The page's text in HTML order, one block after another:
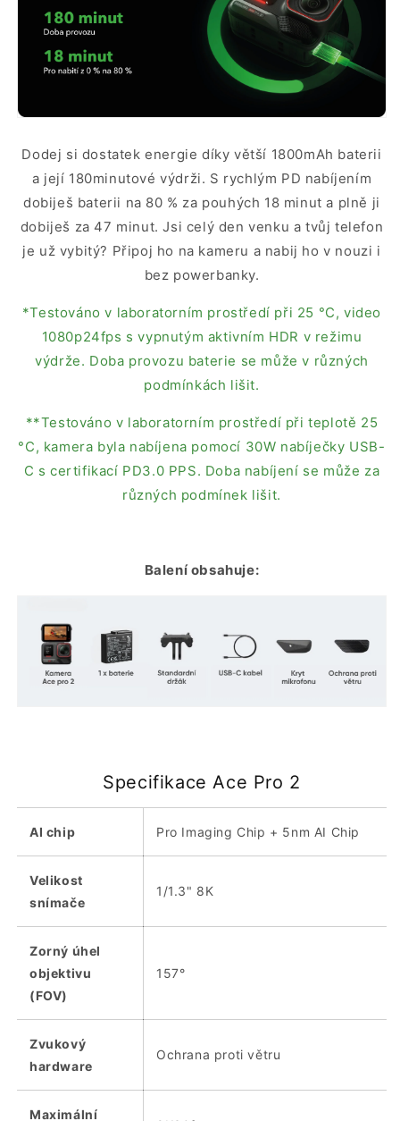
Dodej si dostatek energie díky větší 1800mAh baterii
a její 180minutové výdrži. S rychlým PD nabíjením
dobiješ baterii na 80 % za pouhých 18 minut a plně ji
dobiješ za 47 minut. Jsi celý den venku a tvůj telefon
je už vybitý? Připoj ho na kameru a nabij ho v nouzi i
bez powerbanky.
*Testováno v laboratorním prostředí při 25 °C, video
1080p24fps s vypnutým aktivním HDR v režimu
výdrže. Doba provozu baterie se může v různých
podmínkách lišit.
**Testováno v laboratorním prostředí při teplotě 25
°C, kamera byla nabíjena pomocí 30W nabíječky USB-
C s certifikací PD3.0 PPS. Doba nabíjení se může za
různých podmínek lišit.
Balení obsahuje:
Specifikace Ace Pro 2
AI chip Pro Imaging Chip + 5nm AI Chip
Velikost
snímače
1/1.3" 8K
Zorný úhel
objektivu
(FOV)
157°
Zvukový
hardware
Ochrana proti větru
Maximální